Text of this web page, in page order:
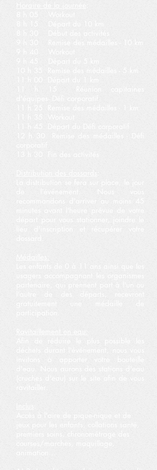
Horaire de la journée
8 h 05 Workout
8 h 15 Départ du 10 km
8 h 30 Début des activités
9 h 30 Remise des médailles - 10 km
9 h 40 Workout
9 h 45 Départ du 5 km
10 h 35 Remise des médailles - 5 km
11 h 00 Départ du 1 km
11 h 15 Réunion capitaines
d'équipes- Défi corporatif
11 h 25 Remise des médailles - 1 km
11 h 35 Workout
11 h 45 Départ du Défi corporatif
12 h 30 Remise des médailles - Défi
corporatif
13 h 30 Fin des activités
Distribution des dossards
La distribution se fera sur place, le jour
de l'événement. Nous vous
recommandons d'arriver au moins 45
minutes avant l'heure prévue de votre
départ pour vous stationner, joindre le
lieu d'inscription et récupérer votre
Médailles:
Les enfants de 0 à 11 ans ainsi que les
usagers accompagnant les organismes
partenaire, qui prennent part à l'un ou
l'autre de des départs, recevront
gratuitement une médaille de
Ravitaillement en eau:
Afin de réduire le plus possible les
déchets durant l'événement, nous vous
invitons à apporter votre bouteille
d'eau. Nous aurons des stations d'eau
(cruches d'eau) sur le site afin de vous
ravitailler.
Accès à l'aire de pique-nique et de
premiers soins, chronométrage des
courses/marches, maquillage,
animation...